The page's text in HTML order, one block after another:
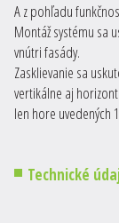
A z pohľadu
Montáž systému sa
vnútri fasády.
Zasklievanie sa
vertikálne aj
len hore uvedených
Technické